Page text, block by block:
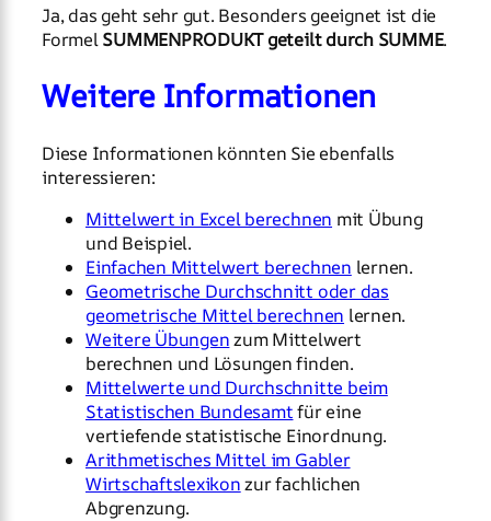
Ja, das geht sehr gut. Besonders geeignet ist die
FormelSUMMENPRODUKT geteilt durch SUMME.
Weitere Informationen
Diese Informationen könnten Sie ebenfalls
interessieren:
Mittelwert in Excel berechnen mit Übung
und Beispiel.
Einfachen Mittelwert berechnen lernen.
Geometrische Durchschnitt oder das
geometrische Mittel berechnen lernen.
Weitere Übungenzum Mittelwert
berechnen und Lösungen finden.
Mittelwerte und Durchschnitte beim
Statistischen Bundesamtfür eine
vertiefende statistische Einordnung.
Arithmetisches Mittel im Gabler
Wirtschaftslexikonzur fachlichen
Abgrenzung.